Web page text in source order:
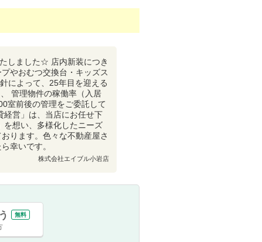
しました☆ 店内新装につき
やおむつ交換台・キッズス
によって、25年目を迎える
管理物件の稼働率（入居
室前後の管理をご委託して
経営」は、当店にお任せ下
を想い、多様化したニーズ
ります。色々な不動産屋さ
幸いです。
株式会社エイブル小岩店
無料